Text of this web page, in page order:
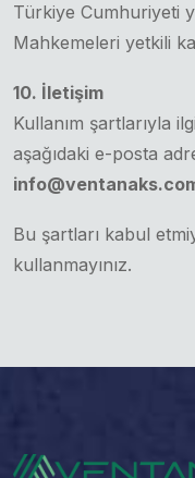
Türkiye Cumhuriyeti
Mahkemeleri yetkili
10. İletişim
Kullanım şartlarıyla
aşağıdaki e-posta
Bu şartları kabul
kullanmayınız.